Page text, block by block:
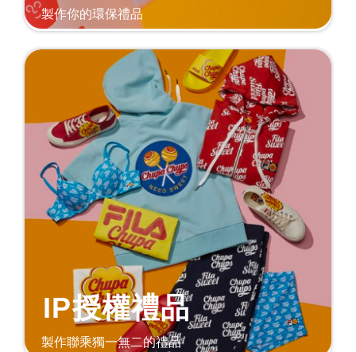
製作你的環保禮品
IP授權禮品
製作聯乘獨一無二的禮品